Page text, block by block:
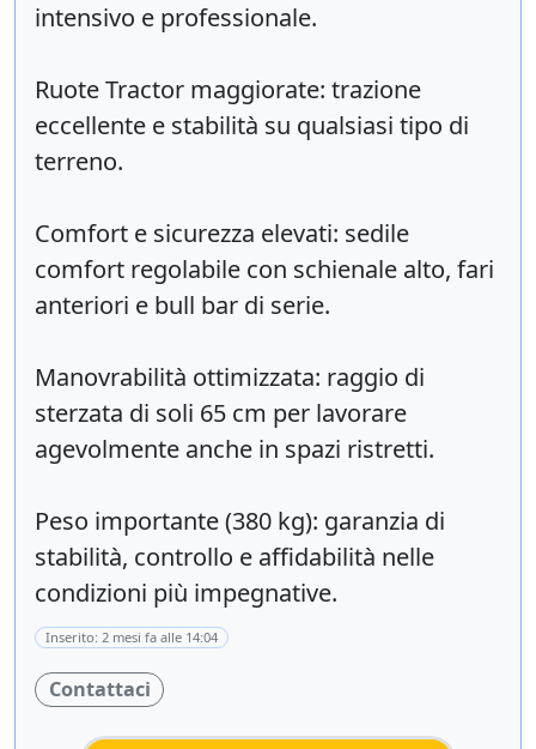
intensivo e professionale.
Ruote Tractor maggiorate: trazione
eccellente e stabilità su qualsiasi tipo di
terreno.
Comfort e sicurezza elevati: sedile
comfort regolabile con schienale alto, fari
anteriori e bull bar di serie.
Manovrabilità ottimizzata: raggio di
sterzata di soli 65 cm per lavorare
agevolmente anche in spazi ristretti.
Peso importante (380 kg): garanzia di
stabilità, controllo e affidabilità nelle
condizioni più impegnative.
Inserito: 2 mesi fa alle 14:04
Contattaci